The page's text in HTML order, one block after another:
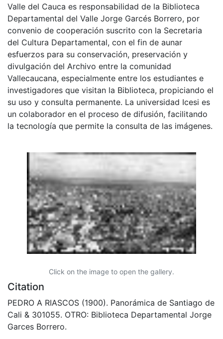
Valle del Cauca es responsabilidad de la Biblioteca
Departamental del Valle Jorge Garcés Borrero, por
convenio de cooperación suscrito con la Secretaria
del Cultura Departamental, con el fin de aunar
esfuerzos para su conservación, preservación y
divulgación del Archivo entre la comunidad
Vallecaucana, especialmente entre los estudiantes e
investigadores que visitan la Biblioteca, propiciando el
su uso y consulta permanente. La universidad Icesi es
un colaborador en el proceso de difusión, facilitando
la tecnología que permite la consulta de las imágenes.
Click on the image to open the gallery.
Citation
PEDRO A RIASCOS (1900). Panorámica de Santiago de
Cali & 301055. OTRO: Biblioteca Departamental Jorge
Garces Borrero.